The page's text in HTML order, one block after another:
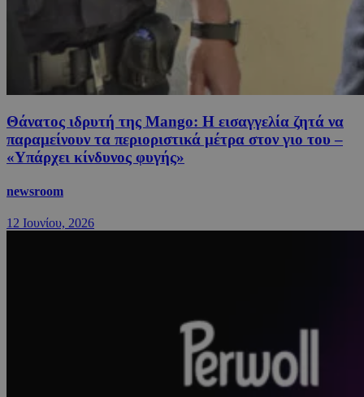
Θάνατος ιδρυτή της Mango: Η εισαγγελία ζητά να
παραμείνουν τα περιοριστικά μέτρα στον γιο του –
«Υπάρχει κίνδυνος φυγής»
newsroom
12 Ιουνίου, 2026